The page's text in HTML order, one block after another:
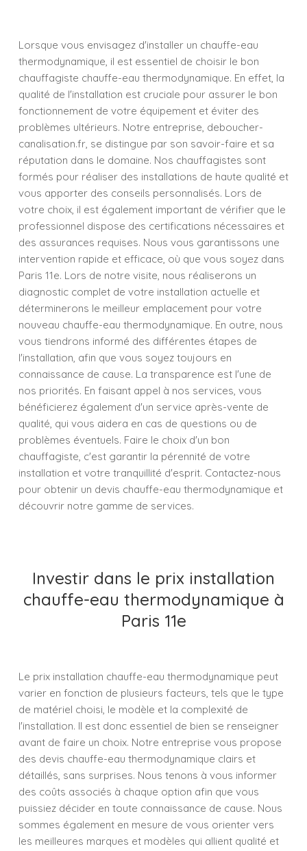
Lorsque vous envisagez d'installer un chauffe-eau
thermodynamique, il est essentiel de choisir le bon
chauffagiste chauffe-eau thermodynamique. En effet, la
qualité de l'installation est cruciale pour assurer le bon
fonctionnement de votre équipement et éviter des
problèmes ultérieurs. Notre entreprise, deboucher-
canalisation.fr, se distingue par son savoir-faire et sa
réputation dans le domaine. Nos chauffagistes sont
formés pour réaliser des installations de haute qualité et
vous apporter des conseils personnalisés. Lors de
votre choix, il est également important de vérifier que le
professionnel dispose des certifications nécessaires et
des assurances requises. Nous vous garantissons une
intervention rapide et efficace, où que vous soyez dans
Paris 11e. Lors de notre visite, nous réaliserons un
diagnostic complet de votre installation actuelle et
déterminerons le meilleur emplacement pour votre
nouveau chauffe-eau thermodynamique. En outre, nous
vous tiendrons informé des différentes étapes de
l'installation, afin que vous soyez toujours en
connaissance de cause. La transparence est l'une de
nos priorités. En faisant appel à nos services, vous
bénéficierez également d'un service après-vente de
qualité, qui vous aidera en cas de questions ou de
problèmes éventuels. Faire le choix d'un bon
chauffagiste, c'est garantir la pérennité de votre
installation et votre tranquillité d'esprit. Contactez-nous
pour obtenir un devis chauffe-eau thermodynamique et
découvrir notre gamme de services.
Investir dans le prix installation
chauffe-eau thermodynamique à
Paris 11e
Le prix installation chauffe-eau thermodynamique peut
varier en fonction de plusieurs facteurs, tels que le type
de matériel choisi, le modèle et la complexité de
l'installation. Il est donc essentiel de bien se renseigner
avant de faire un choix. Notre entreprise vous propose
des devis chauffe-eau thermodynamique clairs et
détaillés, sans surprises. Nous tenons à vous informer
des coûts associés à chaque option afin que vous
puissiez décider en toute connaissance de cause. Nous
sommes également en mesure de vous orienter vers
les meilleures marques et modèles qui allient qualité et